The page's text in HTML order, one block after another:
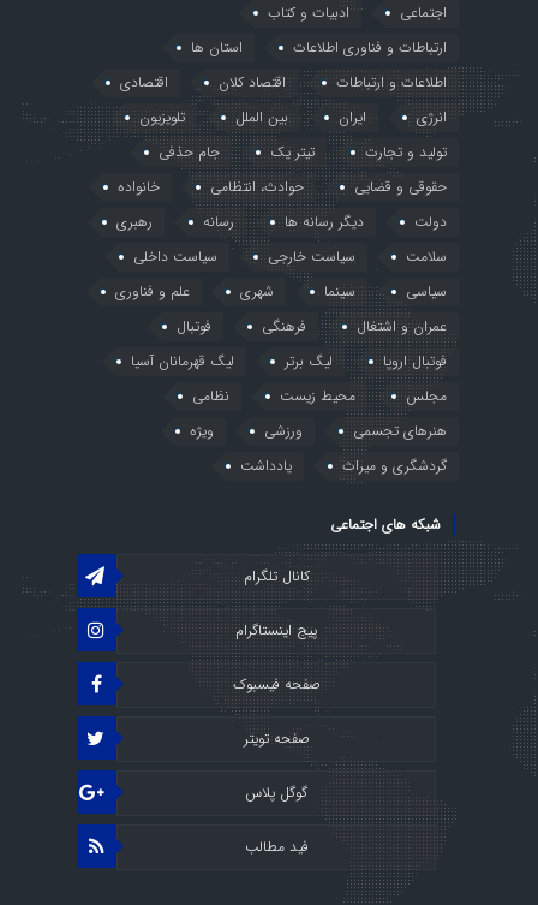
اجتماعی
ادبیات و کتاب
ارتباطات و فناوری اطلاعات
استان ها
اطلاعات و ارتباطات
اقتصاد کلان
اقتصادی
انرژی
ایران بین الملل
تلویزیون
تولید و تجارت
تیتر یک
جام حذفی
حقوقی و قضایی
حوادث، انتظامی
خانواده
دولت
دیگر رسانه ها رسانه
رهبری
سلامت
سیاست خارجی
سیاست داخلی
سیاسی
سینما شهری
علم و فناوری
عمران و اشتغال
فرهنگی
فوتبال
فوتبال اروپا
لیگ برتر
لیگ قهرمانان آسیا
مجلس
محیط زیست
نظامی
هنرهای تجسمی
ورزشی
ویژه
گردشگری و میراث
یادداشت
شبکه های اجتماعی
کانال تلگرام
پیج اینستاگرام
صفحه فیسبوک
صفحه تویتر
گوگل پلاس
فید مطالب